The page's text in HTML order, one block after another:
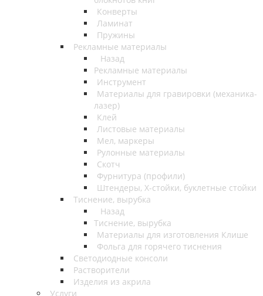
Конверты
Ламинат
Пружины
Рекламные материалы
Назад
Рекламные материалы
Инструмент
Материалы для гравировки (механика-
лазер)
Клей
Листовые материалы
Мел, маркеры
Рулонные материалы
Скотч
Фурнитура (профили)
Штендеры, Х-стойки, буклетные стойки
Тиснение, вырубка
Назад
Тиснение, вырубка
Материалы для изготовления Клише
Фольга для горячего тиснения
Светодиодные консоли
Растворители
Изделия из акрила
Услуги